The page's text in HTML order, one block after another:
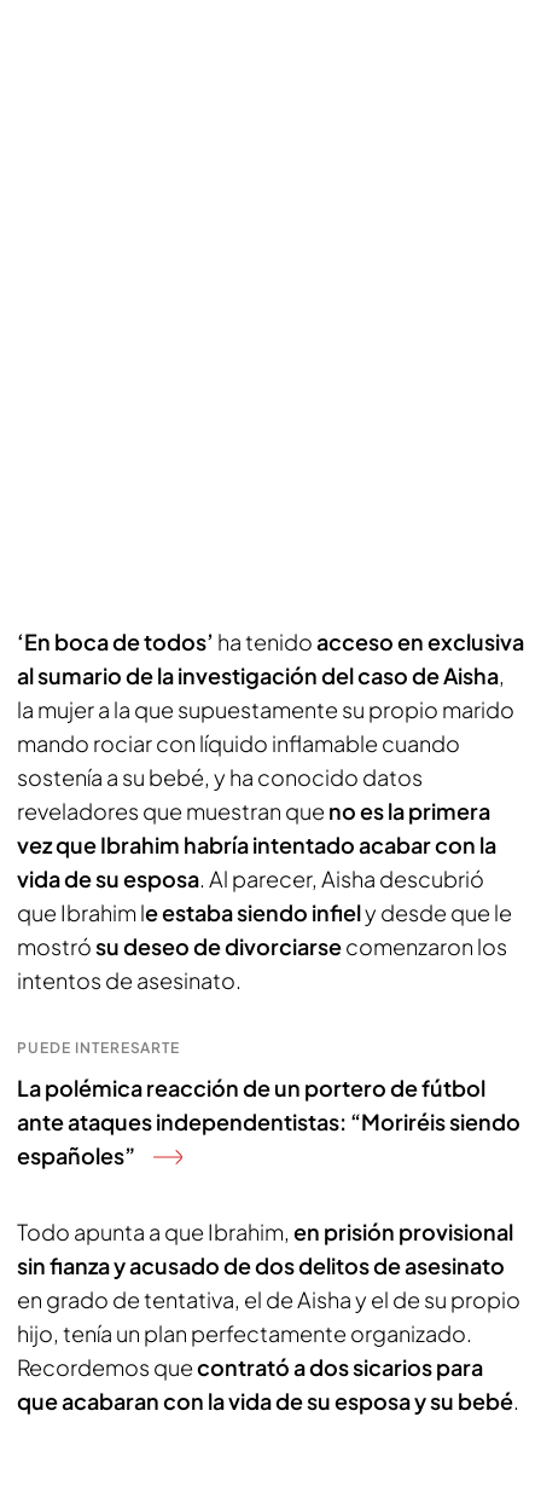
‘En boca de todos’ ha tenidoacceso en exclusiva
al sumario de la investigación del caso de Aisha,
la mujer a la que supuestamente su propio marido
mando rociar con líquido inflamable cuando
sostenía a su bebé, y ha conocido datos
reveladores que muestran que no es la primera
vez que Ibrahim habría intentado acabar con la
vida de su esposa. Al parecer, Aisha descubrió
que Ibrahim le estaba siendo infiely desde que le
mostrósu deseo de divorciarsecomenzaron los
intentos de asesinato.
PUEDE INTERESARTE
La polémica reacción de un portero de fútbol
ante ataques independentistas: “Moriréis siendo
españoles”
Todo apunta a que Ibrahim, en prisión provisional
sin fianza y acusado de dos delitos de asesinato
en grado de tentativa, el de Aisha y el de su propio
hijo, tenía un plan perfectamente organizado.
Recordemos quecontrató a dos sicarios para
que acabaran con la vida de su esposa y su bebé.